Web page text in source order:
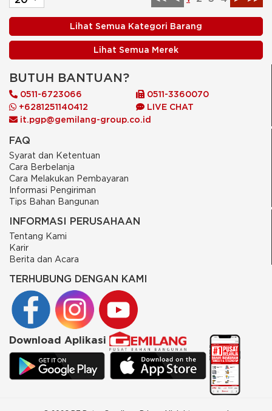
Lihat Semua Kategori Barang
Lihat Semua Merek
BUTUH BANTUAN?
0511-6723066
0511-3360070
+6281251140412
LIVE CHAT
it.pgp@gemilang-group.co.id
FAQ
Syarat dan Ketentuan
Cara Berbelanja
Cara Melakukan Pembayaran
Informasi Pengiriman
Tips Bahan Bangunan
INFORMASI PERUSAHAAN
Tentang Kami
Karir
Berita dan Acara
TERHUBUNG DENGAN KAMI
Download Aplikasi